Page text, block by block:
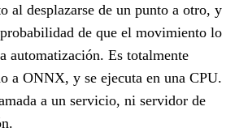
al desplazarse de un punto a otro, y
de que el movimiento lo
automatización. Es totalmente
a ONNX, y se ejecuta en una CPU.
a un servicio, ni servidor de